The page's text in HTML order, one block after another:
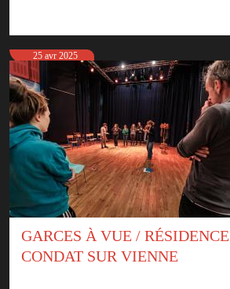
25 avr 2025
GARCES À VUE / RÉSIDENCE
CONDAT SUR VIENNE